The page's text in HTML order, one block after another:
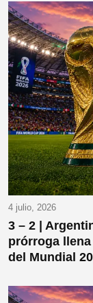
4 julio, 2026
3 – 2 |
prórroga
del Mundial